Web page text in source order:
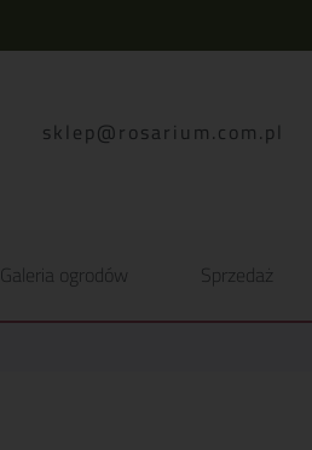
lp.moc.muirasor@pelks
Galeria ogrodów Sprzedaż